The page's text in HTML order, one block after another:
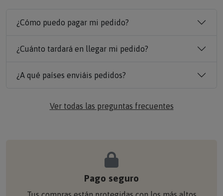
¿Cómo puedo pagar mi pedido?
¿Cuánto tardará en llegar mi pedido?
¿A qué países enviáis pedidos?
Ver todas las preguntas frecuentes
Pago seguro